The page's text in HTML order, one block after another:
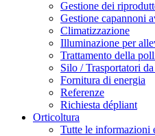
Gestione dei
Gestione capannoni
Climatizzazione
Illuminazione per
Trattamento della
Silo / Trasportatori
Fornitura di energia
Referenze
Richiesta dépliant
Orticoltura
Tutte le informazioni